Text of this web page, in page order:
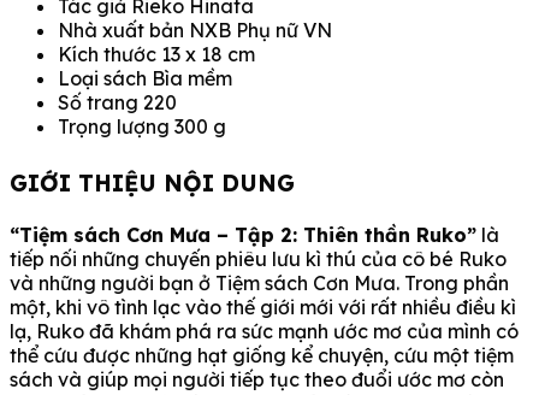
Tác giả Rieko Hinata
Nhà xuất bản NXB Phụ nữ VN
Kích thước 13 x 18 cm
Loại sách Bìa mềm
Số trang 220
Trọng lượng 300 g
GIỚI THIỆU NỘI DUNG
“Tiệm sách Cơn Mưa – Tập 2: Thiên thần Ruko” là
tiếp nối những chuyến phiêu lưu kì thú của cô bé Ruko
và những người bạn ở Tiệm sách Cơn Mưa. Trong phần
một, khi vô tình lạc vào thế giới mới với rất nhiều điều kì
lạ, Ruko đã khám phá ra sức mạnh ước mơ của mình có
thể cứu được những hạt giống kể chuyện, cứu một tiệm
sách và giúp mọi người tiếp tục theo đuổi ước mơ còn